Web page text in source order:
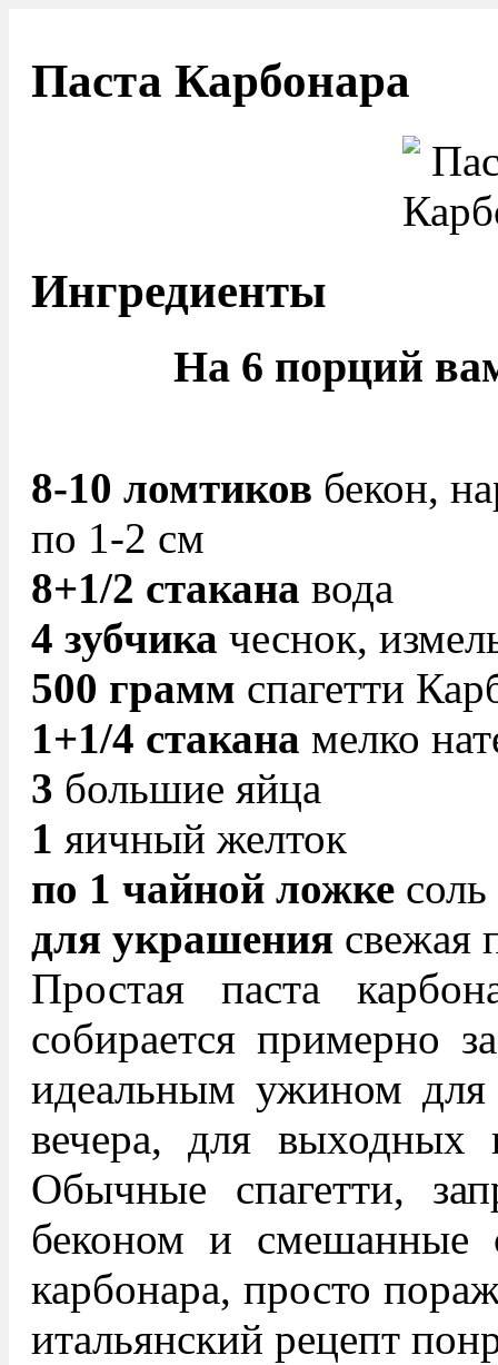
Паста Карбонара
Ингредиенты
На 6 порций
8-10 ломтиков бекон,
по 1-2 см
8+1/2 стакана вода
4 зубчика чеснок,
500 грамм спагетти
1+1/4 стакана мелко
3 большие яйца
1 яичный желток
по 1 чайной ложке
для украшения свежая
Простая паста
собирается примерно
идеальным ужином для
вечера, для выходных
Обычные спагетти,
беконом и смешанные
карбонара, просто
итальянский рецепт